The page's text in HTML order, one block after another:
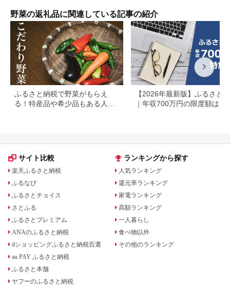
野菜の返礼品に関連している記事の紹介
ふるさと納税で野菜がもらえ
る！特産品や希少品もある人気
【2026年最新版】ふるさと
｜年収700万円の限度額はい
サイト比較
楽天ふるさと納税
ふるなび
ふるさとチョイス
さとふる
ふるさとプレミアム
ANAのふるさと納税
dショッピングふるさと納税百選
au PAY ふるさと納税
ふるさと本舗
ヤフーのふるさと納税
ランキングから探す
人気ランキング
還元率ランキング
家電ランキング
高額ランキング
一人暮らし
食べ物以外
その他のランキング